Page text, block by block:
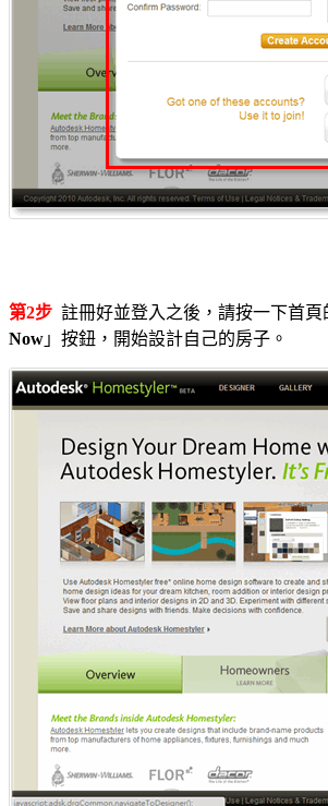
第2步 註冊好並登入之後，請按一下首頁
Now 」按鈕，開始設計自己的房子。